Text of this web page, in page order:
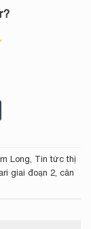
Long Tin tức thị
giai đoạn 2 căn